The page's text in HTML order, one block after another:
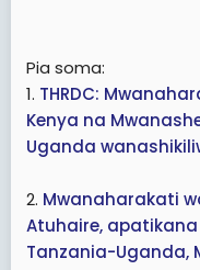
Pia soma:
1. THRDC:
Kenya na
Uganda
2. Mwanaharakati
Atuhaire,
Tanzania-Uganda,